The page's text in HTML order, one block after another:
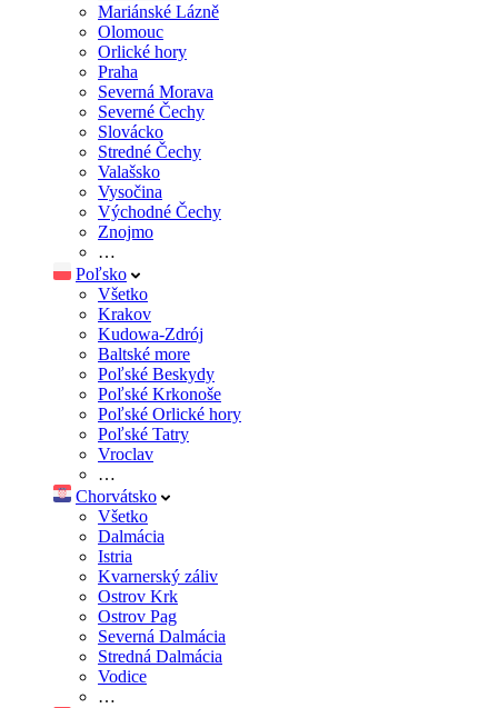
Mariánské Lázně
Olomouc
Orlické hory
Praha
Severná Morava
Severné Čechy
Slovácko
Stredné Čechy
Valašsko
Vysočina
Východné Čechy
Znojmo
…
Poľsko
Všetko
Krakov
Kudowa-Zdrój
Baltské more
Poľské Beskydy
Poľské Krkonoše
Poľské Orlické hory
Poľské Tatry
Vroclav
…
Chorvátsko
Všetko
Dalmácia
Istria
Kvarnerský záliv
Ostrov Krk
Ostrov Pag
Severná Dalmácia
Stredná Dalmácia
Vodice
…